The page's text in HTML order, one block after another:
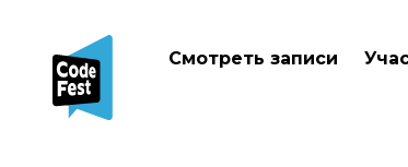
Смотреть записи